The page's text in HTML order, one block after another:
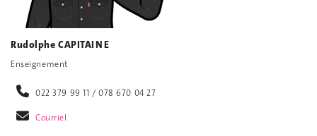
Rudolphe CAPITAINE
Enseignement
022 379 99 11 / 078 670 04 27
Courriel